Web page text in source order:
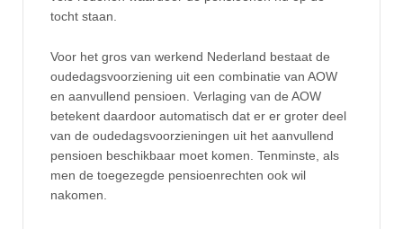
tocht staan.
Voor het gros van werkend Nederland bestaat de
oudedagsvoorziening uit een combinatie van AOW
en aanvullend pensioen. Verlaging van de AOW
betekent daardoor automatisch dat er er groter deel
van de oudedagsvoorzieningen uit het aanvullend
pensioen beschikbaar moet komen. Tenminste, als
men de toegezegde pensioenrechten ook wil
nakomen.